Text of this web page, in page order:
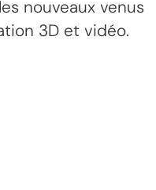
nouveaux venus
3D et vidéo.